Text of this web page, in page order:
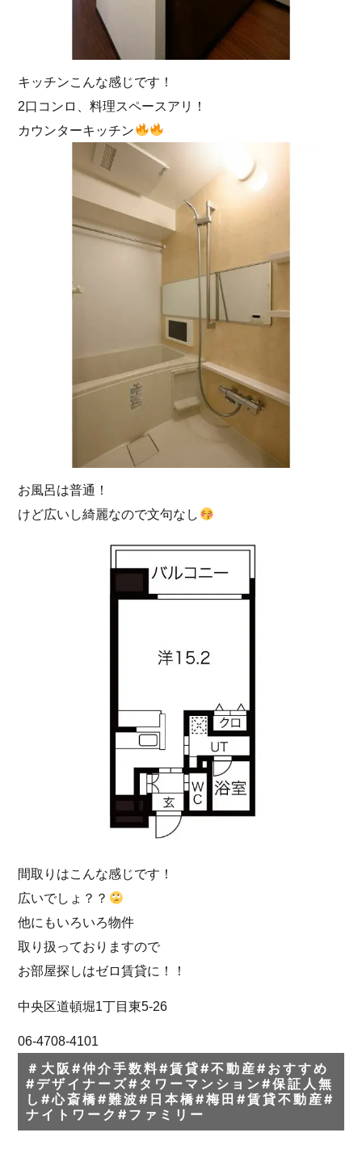
キッチンこんな感じです！
2口コンロ、料理スペースアリ！
カウンターキッチン
お風呂は普通！
けど広いし綺麗なので文句なし
間取りはこんな感じです！
広いでしょ？？
他にもいろいろ物件
取り扱っておりますので
お部屋探しはゼロ賃貸に！！
中央区道頓堀1丁目東5-26
06-4708-4101
＃大阪#仲介手数料#賃貸#不動産#おすすめ
#デザイナーズ#タワーマンション#保証人無
し#心斎橋#難波#日本橋#梅田#賃貸不動産#
ナイトワーク#ファミリー